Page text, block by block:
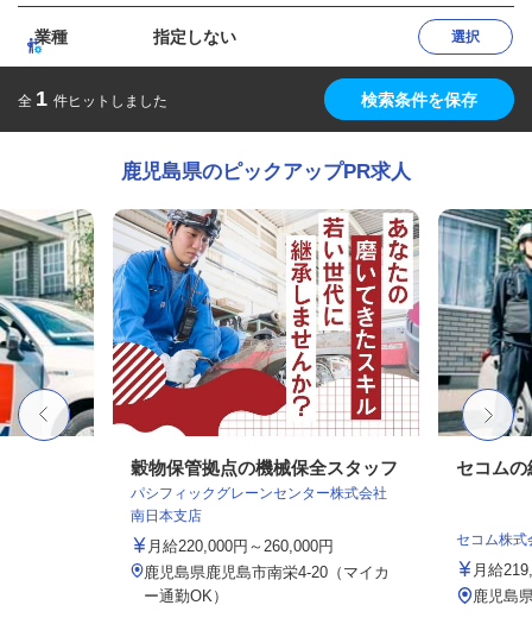
業種 指定しない 選択
全 1 件ヒットしました 検索条件を保存
鹿児島県のピックアップPR求人
穀物保管拠点の機械保全スタッフ
パシフィックグレーンセンター株式会社
南日本支店
月給220,000円～260,000円
鹿児島県鹿児島市南栄4-20（マイカ
ー通勤OK）
セコムの
セコム株式
月給
鹿児島